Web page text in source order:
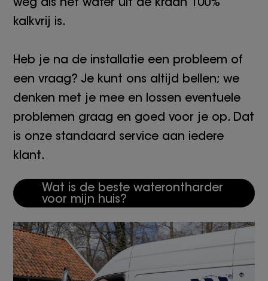
kalkvrij is.
Heb je na de installatie een probleem of
een vraag? Je kunt ons altijd bellen; we
denken met je mee en lossen eventuele
problemen graag en goed voor je op. Dat
is onze standaard service aan iedere
klant.
Wat is de beste waterontharder
voor mijn huis?